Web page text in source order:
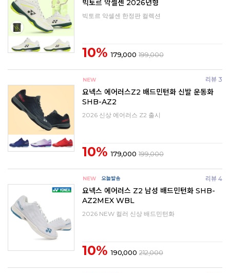
빅토르 악셀센 2026년형
빅토르 악셀센 한정판 컬렉션
10% 179,000 199,000
리뷰 3
요넥스 에어러스Z2 배드민턴화 신발 운동화
SHB-AZ2
2026 신상 에어러스 Z2 출시
10% 179,000 199,000
리뷰 4
요넥스 에어러스 Z2 남성 배드민턴화 SHB-
AZ2MEX WBL
2026 NEW 컬러 신상 배드민턴화
10% 190,000 212,000